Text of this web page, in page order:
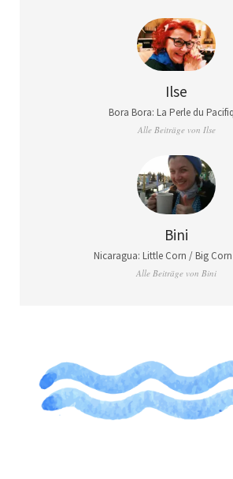
Ilse
Bora Bora: La Perle du
Alle Beiträge von Ilse
Bini
Nicaragua: Little Corn / Big
Alle Beiträge von Bini